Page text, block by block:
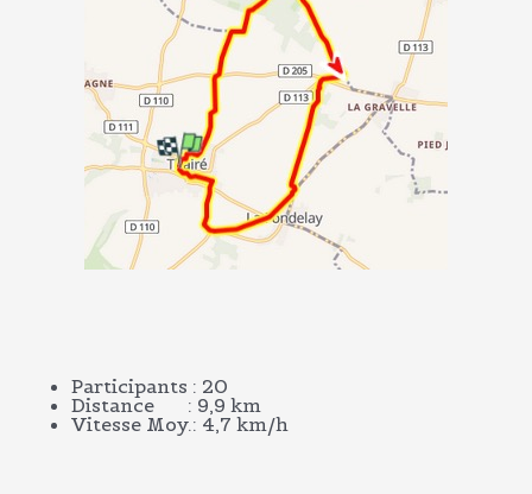
Participants : 20
Distance : 9,9 km
Vitesse Moy.: 4,7 km/h